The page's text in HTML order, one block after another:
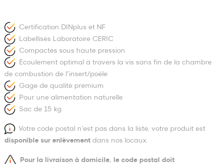
Certification DINplus et NF
Labellisés Laboratoire CERIC
Compactés sous haute pression
Écoulement optimal à travers la vis sans fin de la chambre
de combustion de l’insert/poêle
Gage de qualité premium
Pour une alimentation naturelle
Sac de 15 kg
Votre code postal n'est pas dans la liste, votre produit est
disponible sur enlèvement dans nos locaux.
Pour la livraison à domicile, le code postal doit